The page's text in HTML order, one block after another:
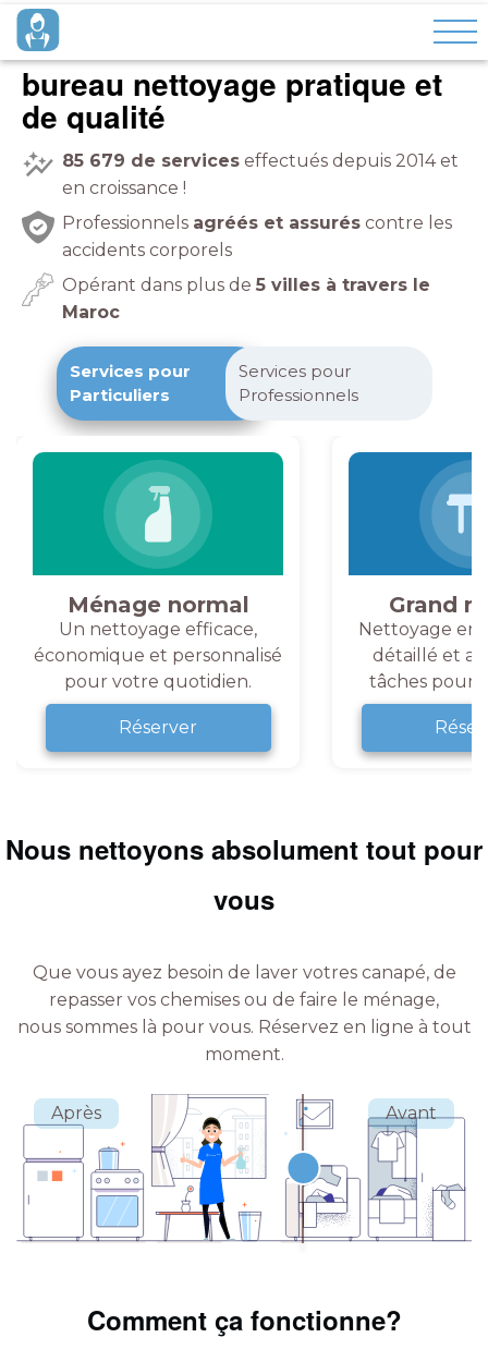
bureau nettoyage pratique et
de qualité
85 679 de services effectués depuis 2014 et
en croissance !
Professionnels agréés et assurés contre les
accidents corporels
Opérant dans plus de 5 villes à travers le
Maroc
Services pour
Particuliers
Services pour
Professionnels
Ménage normal
Un nettoyage efficace,
économique et personnalisé
pour votre quotidien.
Réserver
Grand
Nettoyage en
détaillé et
tâches pour
Nous nettoyons absolument tout pour
vous
Que vous ayez besoin de laver votres canapé, de
repasser vos chemises ou de faire le ménage,
nous sommes là pour vous. Réservez en ligne à tout
moment.
Comment ça fonctionne?